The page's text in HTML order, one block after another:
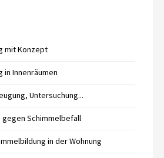
mit Konzept
in Innenräumen
Untersuchung...
gegen Schimmelbefall
in der Wohnung